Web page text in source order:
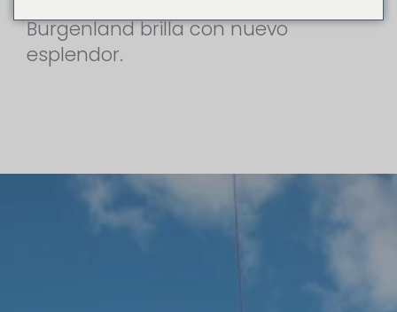
Burgenland brilla con nuevo
esplendor.